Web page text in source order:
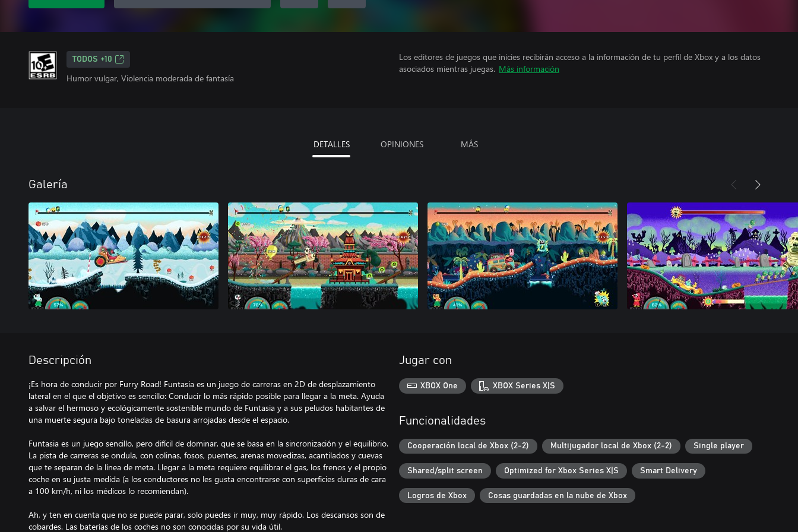
TODOS +10
Humor vulgar, Violencia moderada de fantasía
Los editores de juegos que inicies recibirán acceso a la información de tu perfil de Xbox y a los datos
asociados mientras juegas. Más información
DETALLES OPINIONES MÁS
Galería
Descripción
¡Es hora de conducir por Furry Road! Funtasia es un juego de carreras en 2D de desplazamiento
lateral en el que el objetivo es sencillo: Conducir lo más rápido posible para llegar a la meta. Ayuda
a salvar el hermoso y ecológicamente sostenible mundo de Funtasia y a sus peludos habitantes de
una muerte segura bajo toneladas de basura arrojadas desde el espacio.
Funtasia es un juego sencillo, pero difícil de dominar, que se basa en la sincronización y el equilibrio.
La pista de carreras se ondula, con colinas, fosos, puentes, arenas movedizas, acantilados y cuevas
que te separan de la línea de meta. Llegar a la meta requiere equilibrar el gas, los frenos y el propio
coche en su justa medida (a los conductores no les gusta encontrarse con superficies duras de cara
a 100 km/h, ni los médicos lo recomiendan).
Ah, y ten en cuenta que no se puede parar, solo puedes ir muy, muy rápido. Los descansos son de
cobardes. Las baterías de los coches no son conocidas por su vida útil.
Jugar con
XBOX One XBOX Series X|S
Funcionalidades
Cooperación local de Xbox (2-2) Multijugador local de Xbox (2-2) Single player
Shared/split screen Optimized for Xbox Series X|S Smart Delivery
Logros de Xbox Cosas guardadas en la nube de Xbox